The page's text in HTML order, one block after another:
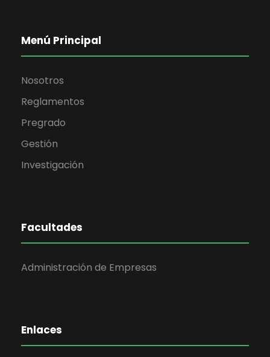
Menú Principal
Nosotros
Reglamentos
Pregrado
Gestión
Investigación
Facultades
Administración de Empresas
Enlaces